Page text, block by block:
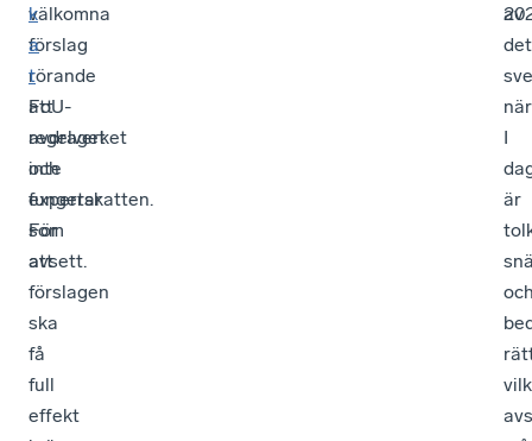
välkomna
förslag
rörande
FoU-
avdraget
och
expertskatten.
För
att
förslagen
ska
få
full
effekt
k
a
t
att
regelverket
inte
fungerar
som
avsett.
av
det
I
är